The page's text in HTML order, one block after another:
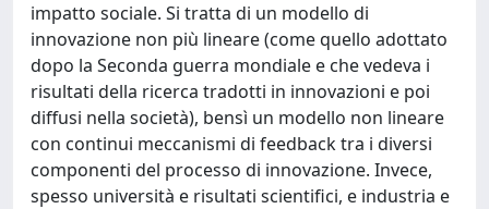
impatto sociale. Si tratta di un modello di
innovazione non più lineare (come quello adottato
dopo la Seconda guerra mondiale e che vedeva i
risultati della ricerca tradotti in innovazioni e poi
diffusi nella società), bensì un modello non lineare
con continui meccanismi di feedback tra i diversi
componenti del processo di innovazione. Invece,
spesso università e risultati scientifici, e industria e